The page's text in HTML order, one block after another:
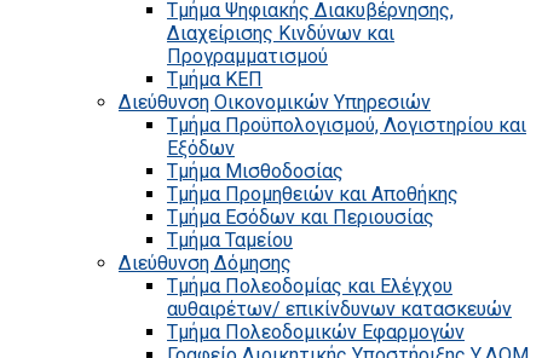
Τμήμα Ψηφιακής Διακυβέρνησης,
Διαχείρισης Κινδύνων και
Προγραμματισμού
Τμήμα ΚΕΠ
Διεύθυνση Οικονομικών Υπηρεσιών
Τμήμα Προϋπολογισμού, Λογιστηρίου και
Εξόδων
Τμήμα Μισθοδοσίας
Τμήμα Προμηθειών και Αποθήκης
Τμήμα Εσόδων και Περιουσίας
Τμήμα Ταμείου
Διεύθυνση Δόμησης
Τμήμα Πολεοδομίας και Ελέγχου
αυθαιρέτων/ επικίνδυνων κατασκευών
Τμήμα Πολεοδομικών Εφαρμογών